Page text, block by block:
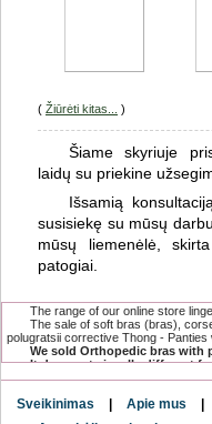
( Žiūrėti kitas... )
Šiame skyriuje
laidų su priekine
Išsamią
susisiekę su mūsų
mūsų liemenėlė,
patogiai.
The range of our online store
The sale of soft bras (bras),
polugratsii corrective Thong - Panties
We sold Orthopedic bras with
It does not visually different
women undergoing mastectomy.
designed for women after surgical
Sveikinimas | Apie mus |